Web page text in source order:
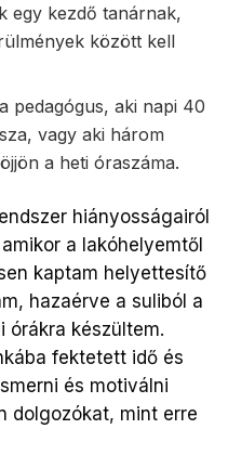
egy kezdő tanárnak,
között kell
pedagógus, aki napi 40
vagy aki három
a heti óraszáma.
hiányosságairól
a lakóhelyemtől
kaptam helyettesítő
hazaérve a suliból a
órákra készültem.
fektetett idő és
és motiválni
dolgozókat, mint erre